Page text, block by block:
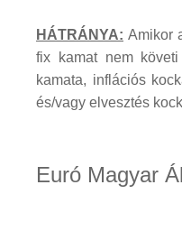
HÁTRÁNYA: Amikor
fix kamat nem
kamata, inflációs
és/vagy elvesztés
Euró Magyar